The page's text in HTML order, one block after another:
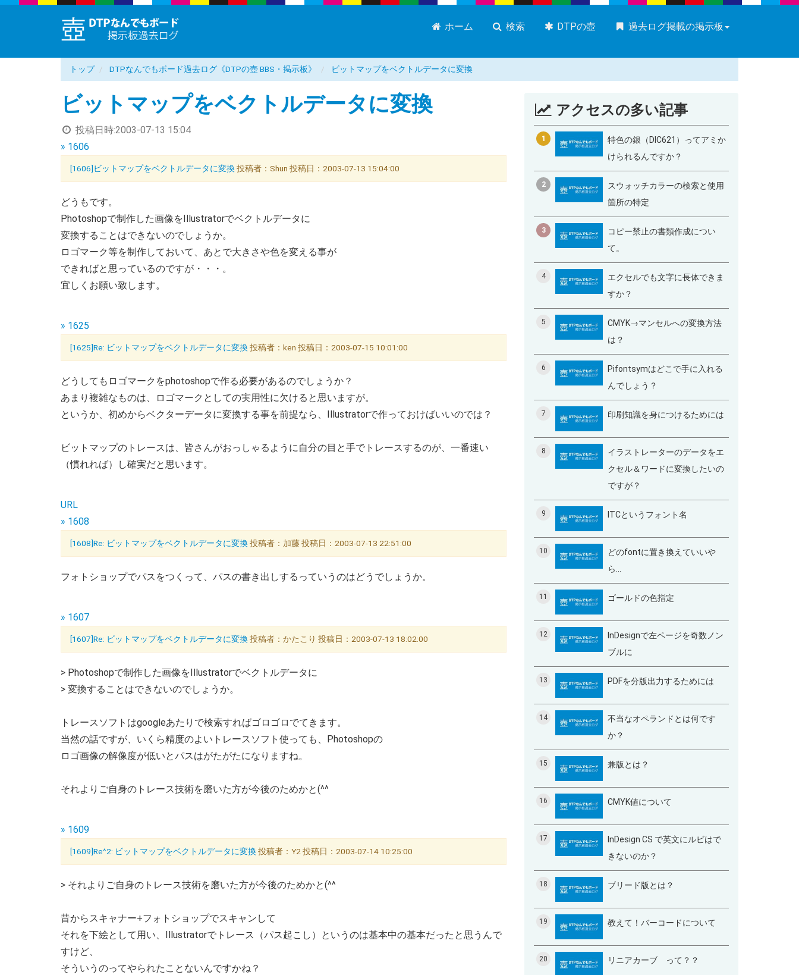
ホーム 検索 DTPの壺 過去ログ掲載の掲示板
トップ DTPなんでもボード過去ログ《DTPの壺 BBS・掲示板》 ビットマップをベクトルデータに変換
ビットマップをベクトルデータに変換
投稿日時:2003-07-13 15:04
» 1606
[1606]ビットマップをベクトルデータに変換投稿者：Shun 投稿日：2003-07-13 15:04:00
どうもです。
Photoshopで制作した画像をIllustratorでベクトルデータに
変換することはできないのでしょうか。
ロゴマーク等を制作しておいて、あとで大きさや色を変える事が
できればと思っているのですが・・・。
宜しくお願い致します。
» 1625
[1625]Re: ビットマップをベクトルデータに変換投稿者：ken 投稿日：2003-07-15 10:01:00
どうしてもロゴマークをphotoshopで作る必要があるのでしょうか？
あまり複雑なものは、ロゴマークとしての実用性に欠けると思いますが。
というか、初めからベクターデータに変換する事を前提なら、Illustratorで作っておけばいいのでは？
ビットマップのトレースは、皆さんがおっしゃるように自分の目と手でトレースするのが、一番速い
（慣れれば）し確実だと思います。
URL
» 1608
[1608]Re: ビットマップをベクトルデータに変換投稿者：加藤 投稿日：2003-07-13 22:51:00
フォトショップでパスをつくって、パスの書き出しするっていうのはどうでしょうか。
» 1607
[1607]Re: ビットマップをベクトルデータに変換投稿者：かたこり 投稿日：2003-07-13 18:02:00
> Photoshopで制作した画像をIllustratorでベクトルデータに
> 変換することはできないのでしょうか。
トレースソフトはgoogleあたりで検索すればゴロゴロでてきます。
当然の話ですが、いくら精度のよいトレースソフト使っても、Photoshopの
ロゴ画像の解像度が低いとパスはがたがたになりますね。
それよりご自身のトレース技術を磨いた方が今後のためかと(^^ゞ
» 1609
[1609]Re^2: ビットマップをベクトルデータに変換投稿者：Y2 投稿日：2003-07-14 10:25:00
> それよりご自身のトレース技術を磨いた方が今後のためかと(^^ゞ
昔からスキャナー+フォトショップでスキャンして
それを下絵として用い、Illustratorでトレース（パス起こし）というのは基本中の基本だったと思うんで
すけど、
そういうのってやられたことないんですかね？
アクセスの多い記事
1
特色の銀（DIC621）ってアミか
けられるんですか？
2
スウォッチカラーの検索と使用
箇所の特定
3
コピー禁止の書類作成につい
て。
4
エクセルでも文字に長体できま
すか？
5
CMYK→マンセルへの変換方法
は？
6
Pifontsymはどこで手に入れる
んでしょう？
7 印刷知識を身につけるためには
8
イラストレーターのデータをエ
クセル＆ワードに変換したいの
ですが？
9 ITCというフォント名
10
どのfontに置き換えていいや
ら…
11 ゴールドの色指定
12
InDesignで左ページを奇数ノン
ブルに
13 PDFを分版出力するためには
14
不当なオペランドとは何です
か？
15 兼版とは？
16 CMYK値について
17
InDesign CS で英文にルビはで
きないのか？
18 ブリード版とは？
19 教えて！バーコードについて
20 リニアカーブ って？？